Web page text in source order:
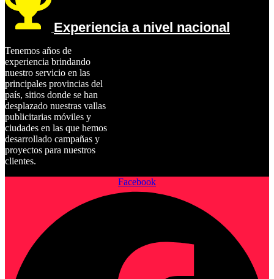
Experiencia a nivel nacional
Tenemos años de
experiencia brindando
nuestro servicio en las
principales provincias del
país, sitios donde se han
desplazado nuestras vallas
publicitarias móviles y
ciudades en las que hemos
desarrollado campañas y
proyectos para nuestros
clientes.
Facebook